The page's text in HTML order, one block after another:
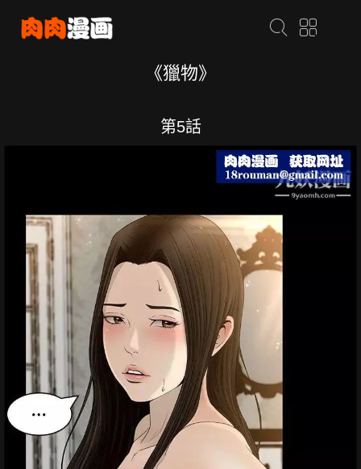
《獵物》
第5話